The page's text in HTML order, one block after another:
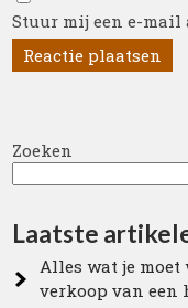
Stuur mij een e-
Zoeken
Laatste
Alles wat je
verkoop van een